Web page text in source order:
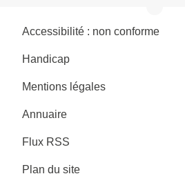
Accessibilité : non conforme
Handicap
Mentions légales
Annuaire
Flux RSS
Plan du site